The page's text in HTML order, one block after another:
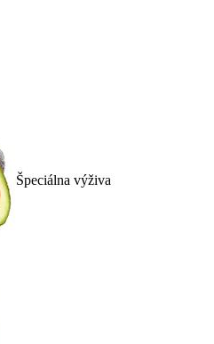
Špeciálna výživa